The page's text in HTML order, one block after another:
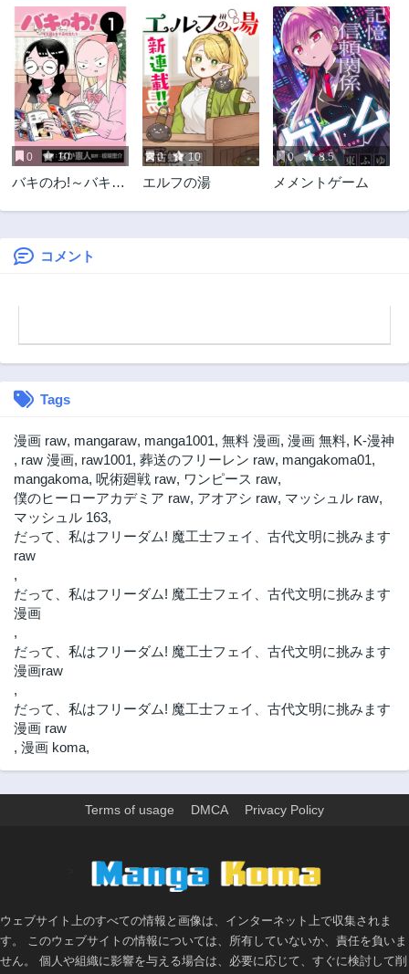
0 10
バキのわ!～バキを
0 10
エルフの湯
0 8.5
メメントゲーム
コメント
Tags
漫画 raw, mangaraw, manga1001, 無料 漫画, 漫画 無料, K-漫神
, raw 漫画, raw1001, 葬送のフリーレン raw, mangakoma01,
mangakoma, 呪術廻戦 raw, ワンピース raw,
僕のヒーローアカデミア raw, アオアシ raw, マッシュル raw,
マッシュル 163,
だって、私はフリーダム! 魔工士フェイ、古代文明に挑みます
raw
,
だって、私はフリーダム! 魔工士フェイ、古代文明に挑みます
漫画
,
だって、私はフリーダム! 魔工士フェイ、古代文明に挑みます
漫画raw
,
だって、私はフリーダム! 魔工士フェイ、古代文明に挑みます
漫画 raw
, 漫画 koma,
Terms of usage DMCA Privacy Policy
ウェブサイト上のすべての情報と画像は、インターネット上で収集されま
す。 このウェブサイトの情報については、所有していないか、責任を負いま
せん。 個人や組織に影響を与える場合は、必要に応じて、すぐに検討して削